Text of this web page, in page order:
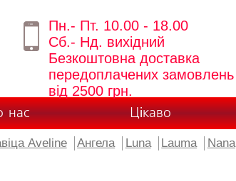
Пн.- Пт. 10.00 - 18.00
Сб.- Нд. вихідний
Безкоштовна доставка
передоплачених замовлень
від 2500 грн.
нас Цікаво
Aveline Ангела Luna Lauma Nana